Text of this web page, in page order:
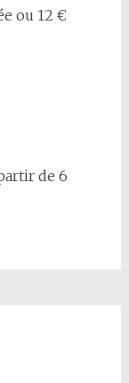
ou 12 €
de 6